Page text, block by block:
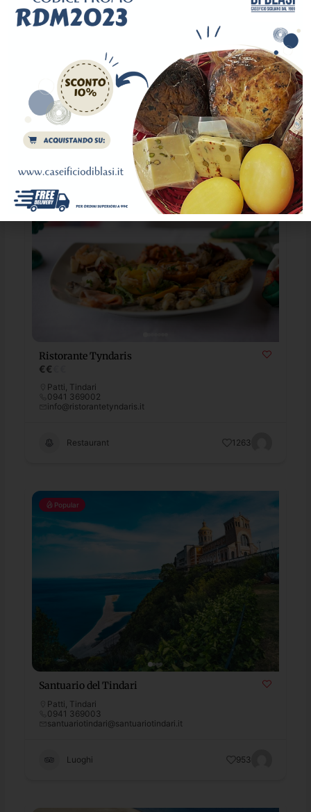
Trattoria Pane e Vino
330 559 933
no_mail@miss.it
Restaurant 4685
Popular
Ristorante Tyndaris
€€
Patti Tindari
0941 369002
info@ristorantetyndaris.it
Restaurant 1263
Popular
Santuario del Tindari
Patti Tindari
0941 369003
santuariotindari@santuariotindari.it
Luoghi 953